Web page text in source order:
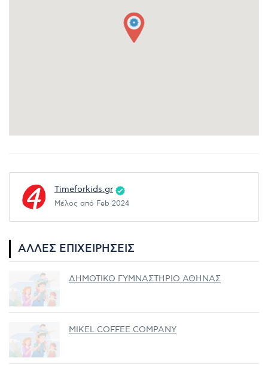
Timeforkids.gr
Μέλος από Feb 2024
ΆΛΛΕΣ ΕΠΙΧΕΙΡΉΣΕΙΣ
ΔΗΜΟΤΙΚΟ ΓΥΜΝΑΣΤΗΡΙΟ ΑΘΗΝΑΣ
MIKEL COFFEE COMPANY